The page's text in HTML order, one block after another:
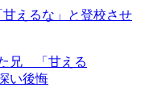
えるな」と登校させ